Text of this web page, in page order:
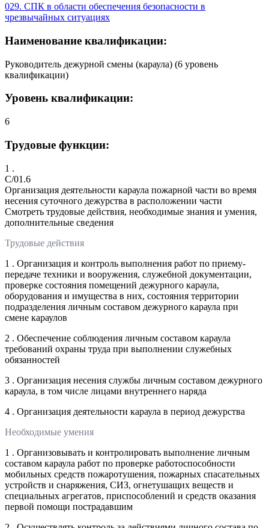
029. СПК в области обеспечения безопасности в
чрезвычайных ситуациях
Наименование квалификации:
Руководитель дежурной смены (караула) (6 уровень
квалификации)
Уровень квалификации:
6
Трудовые функции:
1 .
C/01.6
Организация деятельности караула пожарной части во время
несения суточного дежурства в расположении части
Смотреть трудовые действия, необходимые знания и умения,
дополнительные сведения
Трудовые действия
1 . Организация и контроль выполнения работ по приему-
передаче техники и вооружения, служебной документации,
проверке состояния помещений дежурного караула,
оборудования и имущества в них, состояния территории
подразделения личным составом дежурного караула при
смене караулов
2 . Обеспечение соблюдения личным составом караула
требований охраны труда при выполнении служебных
обязанностей
3 . Организация несения службы личным составом дежурного
караула, в том числе лицами внутреннего наряда
4 . Организация деятельности караула в период дежурства
Необходимые умения
1 . Организовывать и контролировать выполнение личным
составом караула работ по проверке работоспособности
мобильных средств пожаротушения, пожарных спасательных
устройств и снаряжения, СИЗ, огнетушащих веществ и
специальных агрегатов, приспособлений и средств оказания
первой помощи пострадавшим